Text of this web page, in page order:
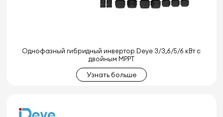
Однофазный гибридный инвертор Deye 3/3,6/5/6 кВт с
двойным MPPT
Узнать больше